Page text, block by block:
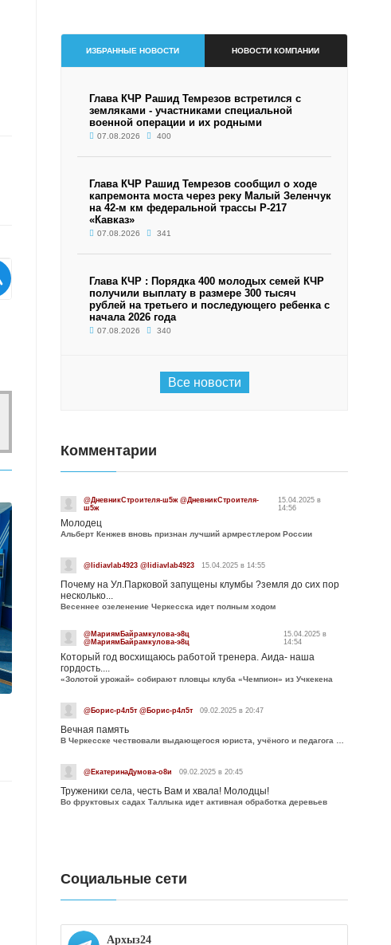
ИЗБРАННЫЕ НОВОСТИ НОВОСТИ КОМПАНИИ
Глава КЧР Рашид Темрезов встретился с
земляками - участниками специальной
военной операции и их родными
07.08.2026 400
Глава КЧР Рашид Темрезов сообщил о ходе
капремонта моста через реку Малый Зеленчук
на 42-м км федеральной трассы Р-217
«Кавказ»
07.08.2026 341
Глава КЧР : Порядка 400 молодых семей КЧР
получили выплату в размере 300 тысяч
рублей на третьего и последующего ребенка с
начала 2026 года
07.08.2026 340
Все новости
Комментарии
@ДневникСтроителя-ш5ж @ДневникСтроителя-
ш5ж
15.04.2025 в
14:56
Молодец
Альберт Кенжев вновь признан лучший армрестлером России
@lidiavlab4923 @lidiavlab4923 15.04.2025 в 14:55
Почему на Ул.Парковой запущены клумбы ?земля до сих пор
несколько...
Весеннее озеленение Черкесска идет полным ходом
@МариямБайрамкулова-э8ц
@МариямБайрамкулова-э8ц
15.04.2025 в
14:54
Который год восхищаюсь работой тренера. Аида- наша
гордость....
«Золотой урожай» собирают пловцы клуба «Чемпион» из Учкекена
@Борис-р4л5т @Борис-р4л5т 09.02.2025 в 20:47
Вечная память
@ЕкатеринаДумова-о8и 09.02.2025 в 20:45
Труженики села, честь Вам и хвала! Молодцы!
Во фруктовых садах Таллыка идет активная обработка деревьев
Социальные сети